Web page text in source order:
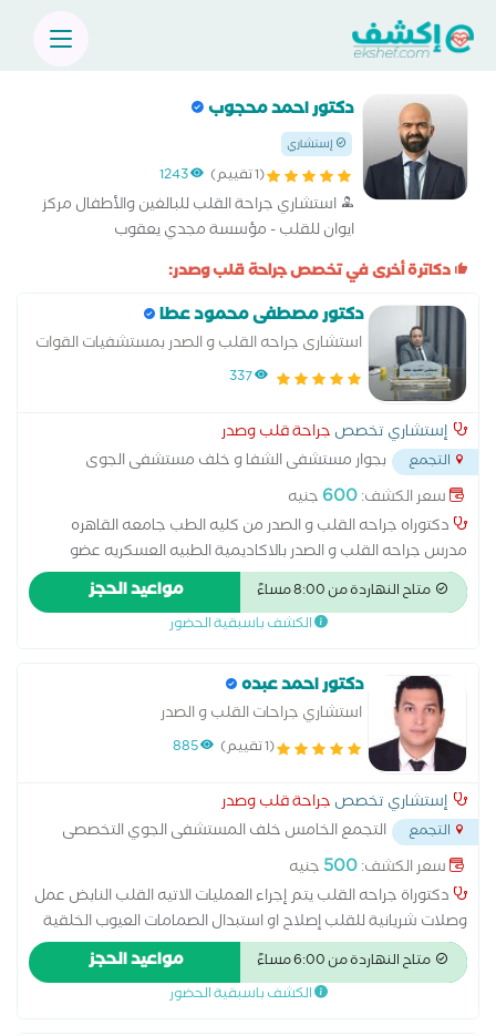
دكتور احمد محجوب
إستشاري
(1 تقييم) 1243
استشاري جراحة القلب للبالغين والأطفال مركز
ايوان للقلب - مؤسسة مجدي يعقوب
دكاترة أخرى في تخصص جراحة قلب وصدر:
دكتور مصطفى محمود عطا
استشارى جراحه القلب و الصدر بمستشفيات القوات
المسلحه
337
إستشاري تخصص جراحة قلب وصدر
التجمع
بجوار مستشفى الشفا و خلف مستشفى الجوى
التخصصى - شارع التسعين الشمالى
سعر الكشف:600 جنيه
دكتوراه جراحه القلب و الصدر من كليه الطب جامعه القاهره
مدرس جراحه القلب و الصدر بالاكاديمية الطبيه العسكريه عضو
الجمعيه المصرية لجراحه القلب و الصدر استشارى جراحات القلب و
الصدر بمستشفيات القوات المسلحه متخصص فى عمليات التدخل
المحدود بالمنظار فى جراحات القلب و جراحات الصدر -متخصص في
طريق المنظار - التدخل المحدود - ⁠جراحات تمدد و انسلاخ الشريان
الاورطى -جراحه العيوب الخلقيه للكبار - ⁠جراحات الصدر و الرئه بالمنظار
- التدخل المحدود
متاح النهاردة من 8:00 مساءً مواعيد الحجز
الكشف باسبقية الحضور
دكتور احمد عبده
استشاري جراحات القلب و الصدر
(1 تقييم) 885
إستشاري تخصص جراحة قلب وصدر
التجمع
التجمع الخامس خلف المستشفى الجوي التخصصى
سعر الكشف:500 جنيه
دكتوراة جراحه القلب يتم إجراء العمليات الاتيه القلب النابض عمل
وصلات شريانية للقلب إصلاح او استبدال الصمامات العيوب الخلقية
للكبار استبدال جذع الشريان الاورطي الصاعد انسلاخ الشريان الاورطي
إصلاح او استبدال الصمامات التدخل المحدود
متاح النهاردة من 6:00 مساءً مواعيد الحجز
الكشف باسبقية الحضور